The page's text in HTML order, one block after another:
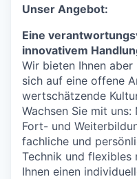
Unser Angebot:
Eine
innovativem
Wir bieten Ihnen
sich auf eine offene
wertschätzende
Wachsen Sie mit
Fort- und
fachliche und
Technik und flexibles
Ihnen einen